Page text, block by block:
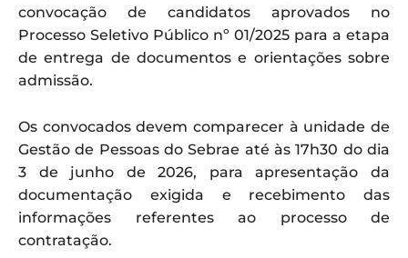
convocação de candidatos aprovados no
Processo Seletivo Público nº 01/2025 para a etapa
de entrega de documentos e orientações sobre
admissão.
Os convocados devem comparecer à unidade de
Gestão de Pessoas do Sebrae até às 17h30 do dia
3 de junho de 2026, para apresentação da
documentação exigida e recebimento das
informações referentes ao processo de
contratação.